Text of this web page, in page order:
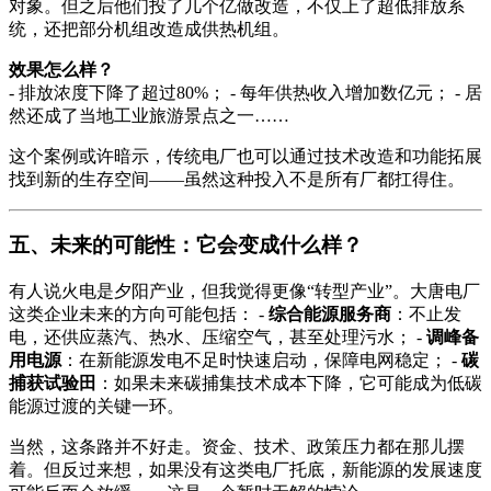
对象。但之后他们投了几个亿做改造，不仅上了超低排放系
统，还把部分机组改造成供热机组。
效果怎么样？
- 排放浓度下降了超过80%； - 每年供热收入增加数亿元； - 居
然还成了当地工业旅游景点之一……
这个案例或许暗示，传统电厂也可以通过技术改造和功能拓展
找到新的生存空间——虽然这种投入不是所有厂都扛得住。
五、未来的可能性：它会变成什么样？
有人说火电是夕阳产业，但我觉得更像“转型产业”。大唐电厂
这类企业未来的方向可能包括： - 综合能源服务商 ：不止发
电，还供应蒸汽、热水、压缩空气，甚至处理污水； - 调峰备
用电源 ：在新能源发电不足时快速启动，保障电网稳定； - 碳
捕获试验田 ：如果未来碳捕集技术成本下降，它可能成为低碳
能源过渡的关键一环。
当然，这条路并不好走。资金、技术、政策压力都在那儿摆
着。但反过来想，如果没有这类电厂托底，新能源的发展速度